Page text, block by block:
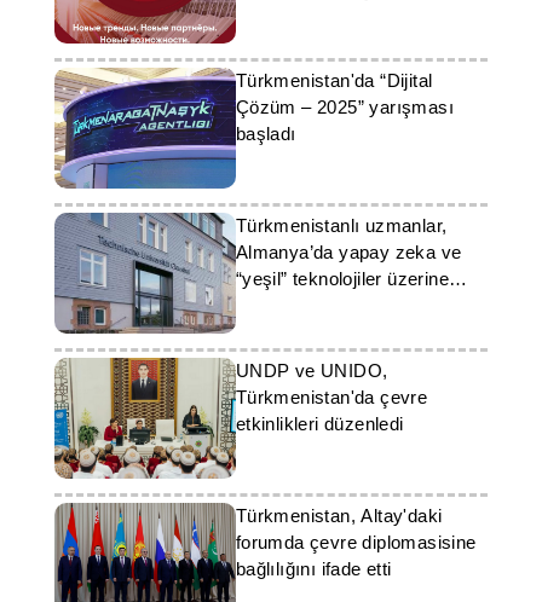
Türkmenistan'da “Dijital
Çözüm – 2025” yarışması
başladı
Türkmenistanlı uzmanlar,
Almanya’da yapay zeka ve
“yeşil” teknolojiler üzerine
UNDP ve UNIDO,
Türkmenistan'da çevre
etkinlikleri düzenledi
Türkmenistan, Altay'daki
forumda çevre diplomasisine
bağlılığını ifade etti